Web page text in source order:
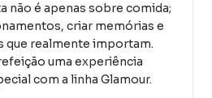
não é apenas sobre comida;
criar memórias e
que realmente importam.
uma experiência
com a linha Glamour.